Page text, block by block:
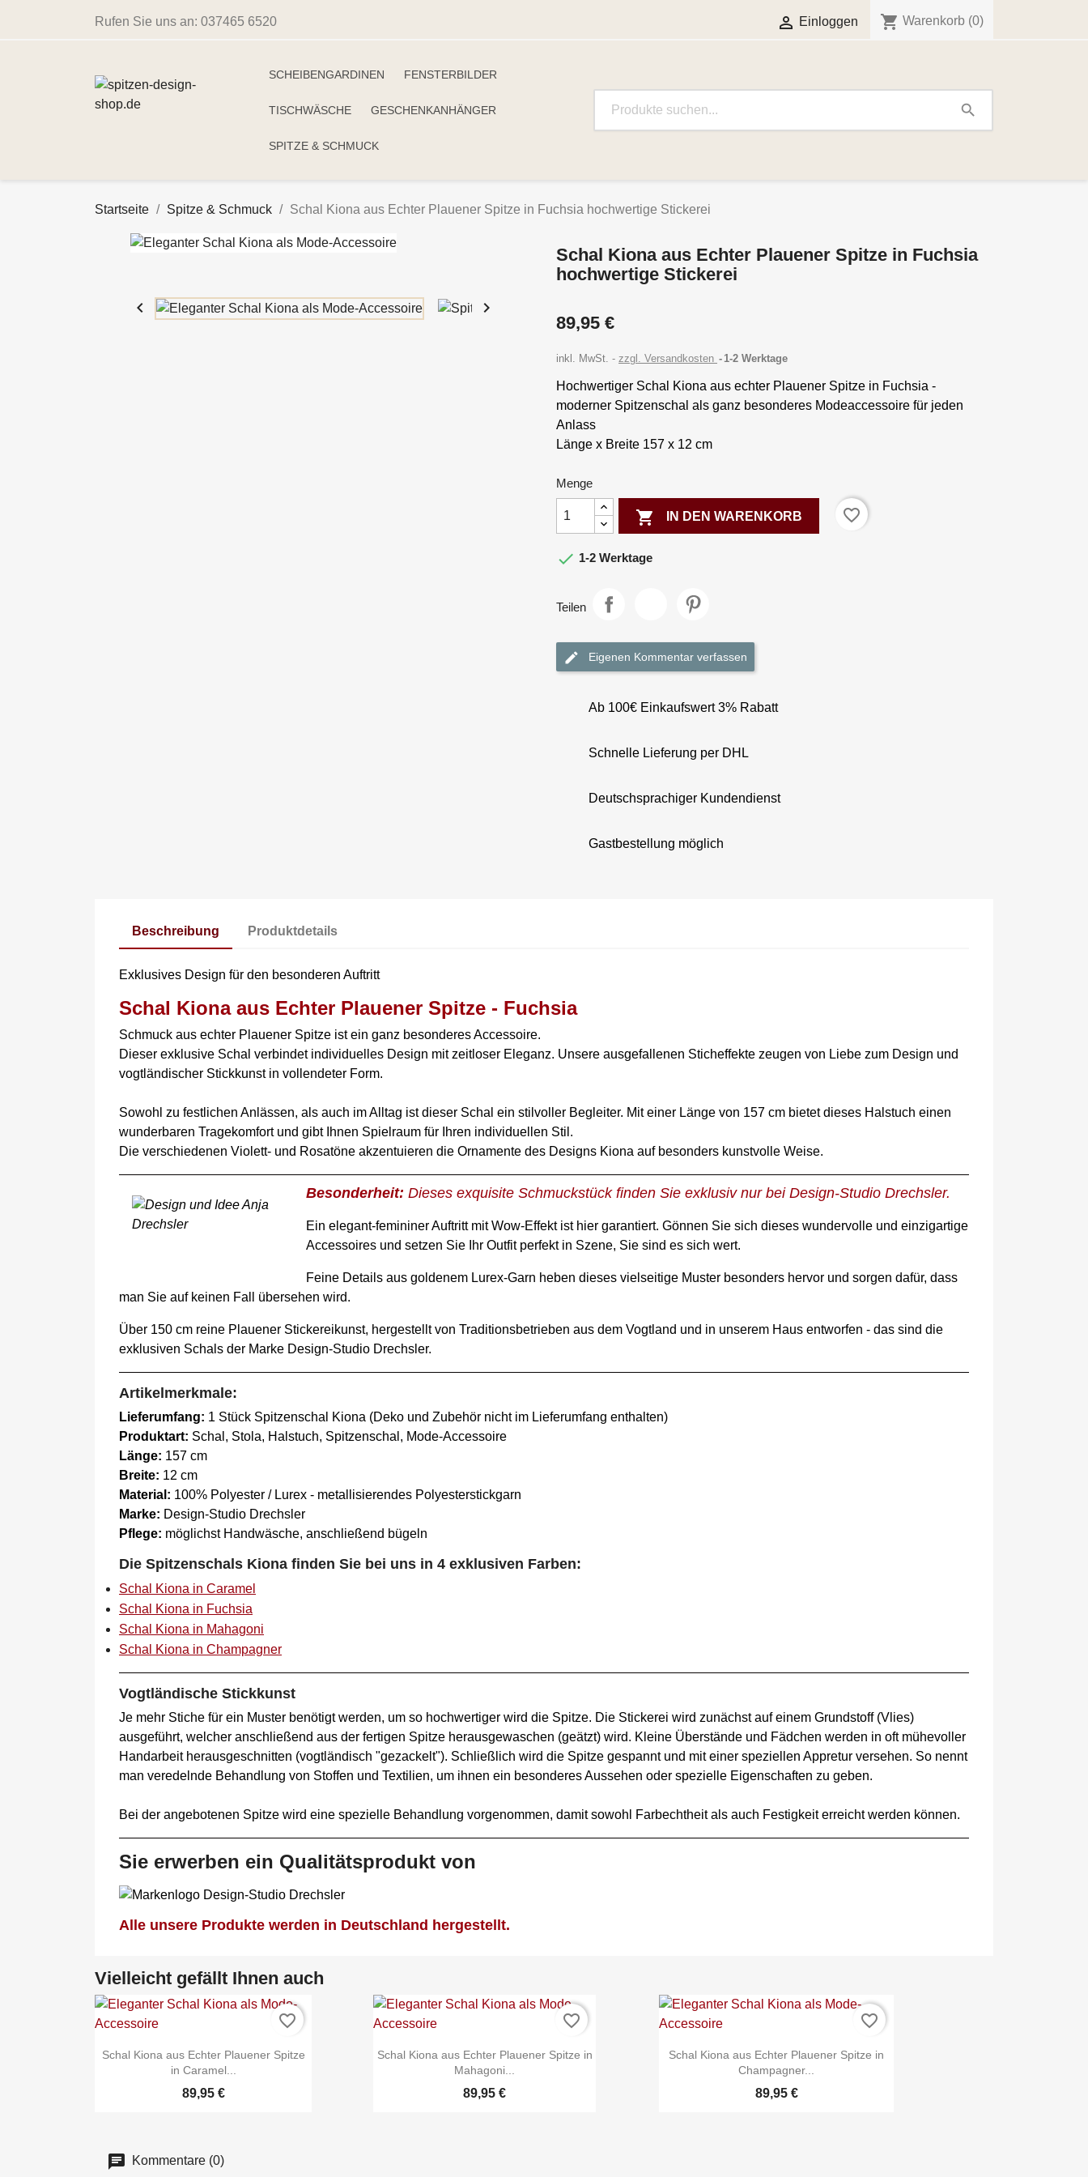
Rufen Sie uns an: 037465 6520  Einloggen shopping_cart Warenkorb (0)
SCHEIBENGARDINEN FENSTERBILDER
TISCHWÄSCHE GESCHENKANHÄNGER
SPITZE & SCHMUCK
search
Startseite Spitze & Schmuck Schal Kiona aus Echter Plauener Spitze in Fuchsia hochwertige Stickerei
 
Schal Kiona aus Echter Plauener Spitze in Fuchsia
hochwertige Stickerei
89,95 €
inkl. MwSt. zzgl. Versandkosten 1-2 Werktage
Hochwertiger Schal Kiona aus echter Plauener Spitze in Fuchsia -
moderner Spitzenschal als ganz besonderes Modeaccessoire für jeden
Anlass
Länge x Breite 157 x 12 cm
Menge
 IN DEN WARENKORB favorite_border
 1-2 Werktage
Teilen
Eigenen Kommentar verfassen
Ab 100€ Einkaufswert 3% Rabatt
Schnelle Lieferung per DHL
Deutschsprachiger Kundendienst
Gastbestellung möglich
Beschreibung Produktdetails
Exklusives Design für den besonderen Auftritt
Schal Kiona aus Echter Plauener Spitze - Fuchsia
Schmuck aus echter Plauener Spitze ist ein ganz besonderes Accessoire.
Dieser exklusive Schal verbindet individuelles Design mit zeitloser Eleganz. Unsere ausgefallenen Sticheffekte zeugen von Liebe zum Design und
vogtländischer Stickkunst in vollendeter Form.
Sowohl zu festlichen Anlässen, als auch im Alltag ist dieser Schal ein stilvoller Begleiter. Mit einer Länge von 157 cm bietet dieses Halstuch einen
wunderbaren Tragekomfort und gibt Ihnen Spielraum für Ihren individuellen Stil.
Die verschiedenen Violett- und Rosatöne akzentuieren die Ornamente des Designs Kiona auf besonders kunstvolle Weise.
Besonderheit: Dieses exquisite Schmuckstück finden Sie exklusiv nur bei Design-Studio Drechsler.
Ein elegant-femininer Auftritt mit Wow-Effekt ist hier garantiert. Gönnen Sie sich dieses wundervolle und einzigartige
Accessoires und setzen Sie Ihr Outfit perfekt in Szene, Sie sind es sich wert.
Feine Details aus goldenem Lurex-Garn heben dieses vielseitige Muster besonders hervor und sorgen dafür, dass
man Sie auf keinen Fall übersehen wird.
Über 150 cm reine Plauener Stickereikunst, hergestellt von Traditionsbetrieben aus dem Vogtland und in unserem Haus entworfen - das sind die
exklusiven Schals der Marke Design-Studio Drechsler.
Artikelmerkmale:
Lieferumfang: 1 Stück Spitzenschal Kiona (Deko und Zubehör nicht im Lieferumfang enthalten)
Produktart: Schal, Stola, Halstuch, Spitzenschal, Mode-Accessoire
Länge: 157 cm
Breite: 12 cm
Material: 100% Polyester / Lurex - metallisierendes Polyesterstickgarn
Marke: Design-Studio Drechsler
Pflege: möglichst Handwäsche, anschließend bügeln
Die Spitzenschals Kiona finden Sie bei uns in 4 exklusiven Farben:
Schal Kiona in Caramel
Schal Kiona in Fuchsia
Schal Kiona in Mahagoni
Schal Kiona in Champagner
Vogtländische Stickkunst
Je mehr Stiche für ein Muster benötigt werden, um so hochwertiger wird die Spitze. Die Stickerei wird zunächst auf einem Grundstoff (Vlies)
ausgeführt, welcher anschließend aus der fertigen Spitze herausgewaschen (geätzt) wird. Kleine Überstände und Fädchen werden in oft mühevoller
Handarbeit herausgeschnitten (vogtländisch "gezackelt"). Schließlich wird die Spitze gespannt und mit einer speziellen Appretur versehen. So nennt
man veredelnde Behandlung von Stoffen und Textilien, um ihnen ein besonderes Aussehen oder spezielle Eigenschaften zu geben.
Bei der angebotenen Spitze wird eine spezielle Behandlung vorgenommen, damit sowohl Farbechtheit als auch Festigkeit erreicht werden können.
Sie erwerben ein Qualitätsprodukt von
Alle unsere Produkte werden in Deutschland hergestellt.
Vielleicht gefällt Ihnen auch
Schal Kiona aus Echter Plauener Spitze
in Caramel...
89,95 €
favorite_border
Schal Kiona aus Echter Plauener Spitze in
Mahagoni...
89,95 €
favorite_border
Schal Kiona aus Echter Plauener Spitze in
Champagner...
89,95 €
favorite_border
Kommentare (0)